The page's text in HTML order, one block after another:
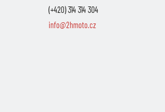
(+420) 314 314 304
info@2hmoto.cz